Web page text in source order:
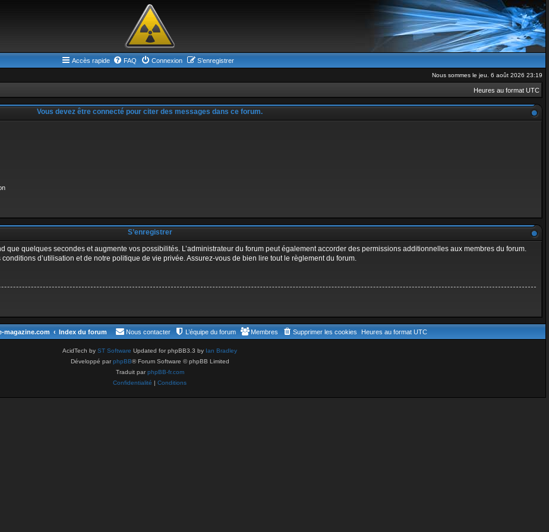
Accès rapide FAQ Connexion S’enregistrer
Nous sommes le jeu. 6 août 2026 23:19
Heures au format UTC
Vous devez être connecté pour citer des messages dans ce forum.
S’enregistrer
que quelques secondes et augmente vos possibilités. L’administrateur du forum peut également accorder des permissions additionnelles aux membres du forum.
d’utilisation et de notre politique de vie privée. Assurez-vous de bien lire tout le règlement du forum.
magazine.com Index du forum Heures au format UTC
Supprimer les cookies
Membres
L’équipe du forum
Nous contacter
AcidTech by ST Software Updated for phpBB3.3 by Ian Bradley
Développé parphpBB® Forum Software © phpBB Limited
Traduit parphpBB-fr.com
Confidentialité | Conditions